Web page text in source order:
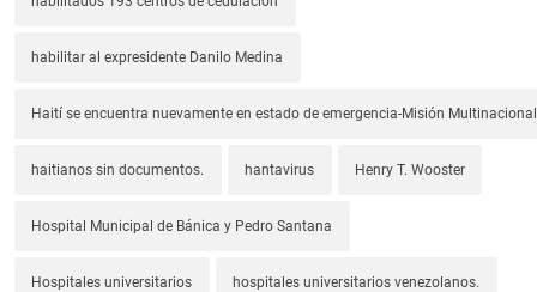
habilitar al expresidente Danilo Medina
Haití se encuentra nuevamente en estado de emergencia-Misión
haitianos sin documentos. hantavirus Henry T. Wooster
Hospital Municipal de Bánica y Pedro Santana
Hospitales universitarios hospitales universitarios venezolanos.